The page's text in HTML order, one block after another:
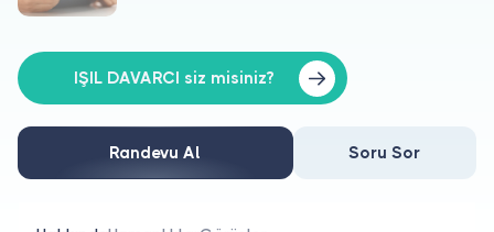
Doktorlar için
Doktor musunuz?
IŞIL DAVARCI siz misiniz?
Randevu Al Soru Sor